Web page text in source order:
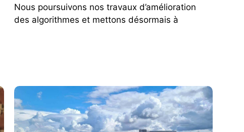
Nous poursuivons nos travaux d’amélioration
des algorithmes et mettons désormais à